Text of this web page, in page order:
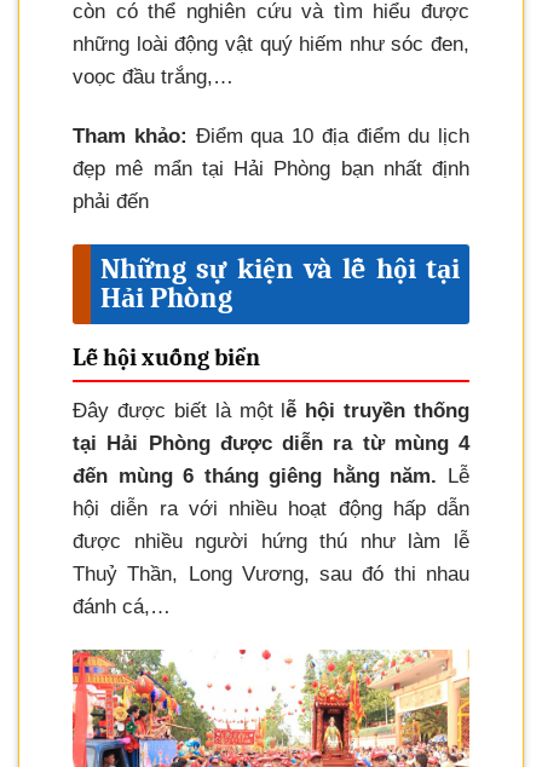
còn có thể nghiên cứu và tìm hiểu được
những loài động vật quý hiếm như sóc đen,
voọc đầu trắng,…
Tham khảo: Điểm qua 10 địa điểm du lịch
đẹp mê mẩn tại Hải Phòng bạn nhất định
phải đến
Những sự kiện và lễ hội tại
Hải Phòng
Lễ hội xuống biển
Đây được biết là một lễ hội truyền thống
tại Hải Phòng được diễn ra từ mùng 4
đến mùng 6 tháng giêng hằng năm. Lễ
hội diễn ra với nhiều hoạt động hấp dẫn
được nhiều người hứng thú như làm lễ
Thuỷ Thần, Long Vương, sau đó thi nhau
đánh cá,…